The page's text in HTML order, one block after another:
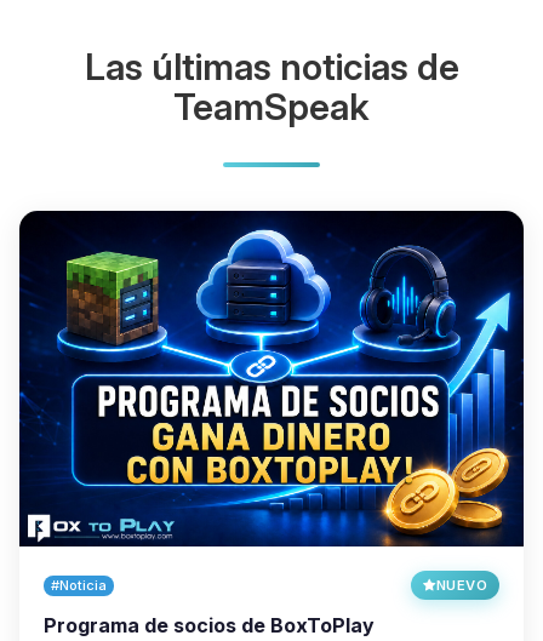
Las últimas noticias de
TeamSpeak
#Noticia NUEVO
Programa de socios de BoxToPlay